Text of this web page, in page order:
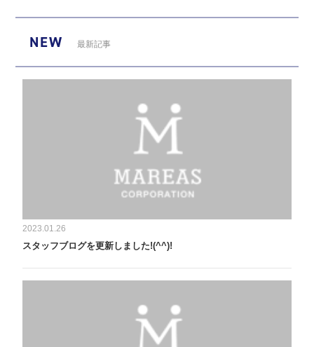
NEW 最新記事
2023.01.26
スタッフブログを更新しました!(^^)!